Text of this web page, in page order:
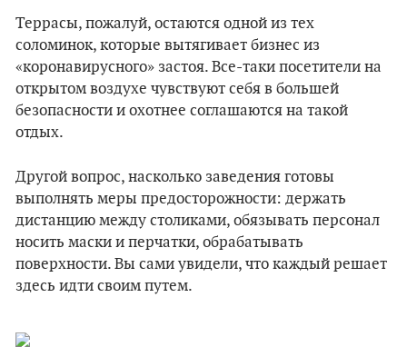
Террасы, пожалуй, остаются одной из тех
соломинок, которые вытягивает бизнес из
«коронавирусного» застоя. Все-таки посетители на
открытом воздухе чувствуют себя в большей
безопасности и охотнее соглашаются на такой
отдых.
Другой вопрос, насколько заведения готовы
выполнять меры предосторожности: держать
дистанцию между столиками, обязывать персонал
носить маски и перчатки, обрабатывать
поверхности. Вы сами увидели, что каждый решает
здесь идти своим путем.